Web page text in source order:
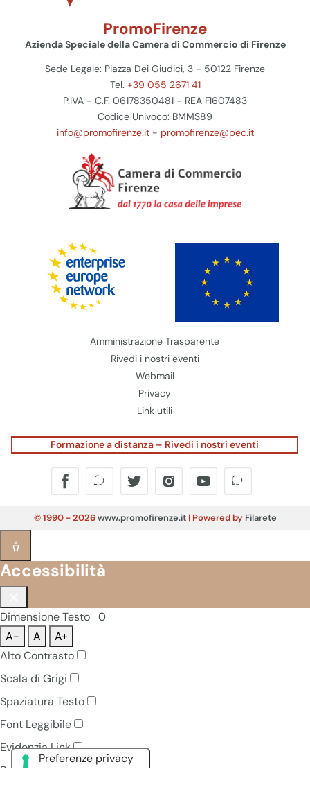
PromoFirenze
Azienda Speciale della Camera di Commercio di Firenze
Sede Legale: Piazza Dei Giudici, 3 - 50122 Firenze
Tel. +39 055 2671 41
P.IVA - C.F. 06178350481 - REA FI607483
Codice Univoco: BMMS89
info@promofirenze.it- promofirenze@pec.it
Amministrazione Trasparente
Rivedi i nostri eventi
Webmail
Privacy
Link utili
Formazione a distanza – Rivedi i nostri eventi
© 1990 - 2026www.promofirenze.it| Powered by Filarete
Accessibilità
Dimensione Testo 0
A-
A
A+
Alto Contrasto
Scala di Grigi
Spaziatura Testo
Font Leggibile
Evidenzia Link
Pausa Animazioni